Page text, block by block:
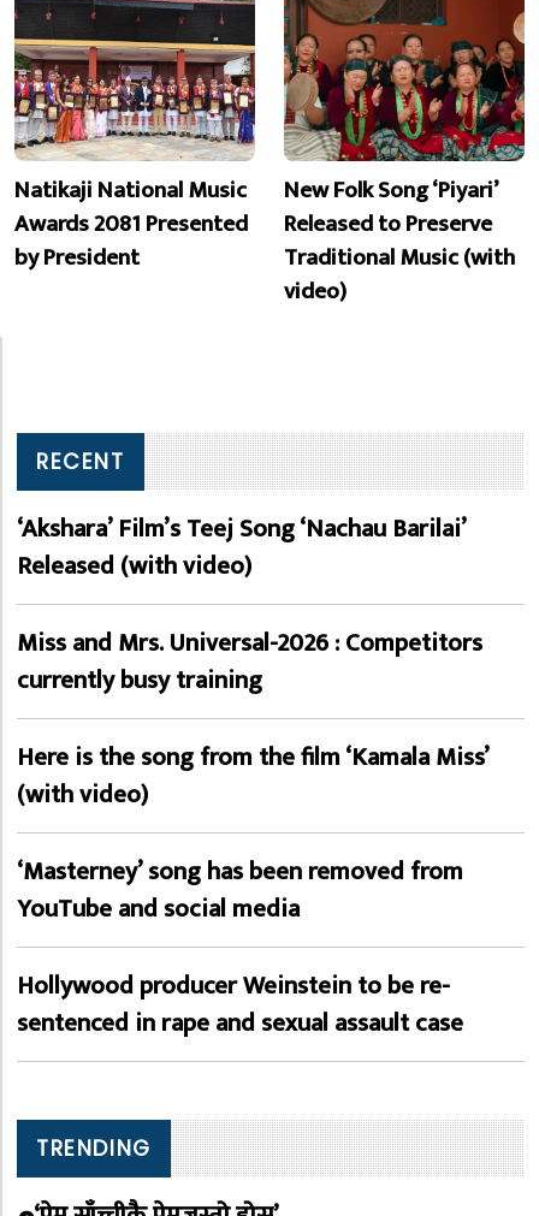
Natikaji National Music
Awards 2081 Presented
by President
New Folk Song ‘Piyari’
Released to Preserve
Traditional Music (with
video)
RECENT
‘Akshara’ Film’s Teej Song ‘Nachau Barilai’
Released (with video)
Miss and Mrs. Universal-2026 : Competitors
currently busy training
Here is the song from the film ‘Kamala Miss’
(with video)
‘Masterney’ song has been removed from
YouTube and social media
Hollywood producer Weinstein to be re-
sentenced in rape and sexual assault case
TRENDING